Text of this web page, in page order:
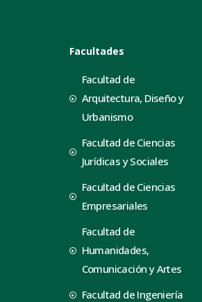
Facultades
Facultad de
Arquitectura, Diseño y
Urbanismo
Facultad de Ciencias
Jurídicas y Sociales
Facultad de Ciencias
Empresariales
Facultad de
Humanidades,
Comunicación y Artes
Facultad de Ingeniería